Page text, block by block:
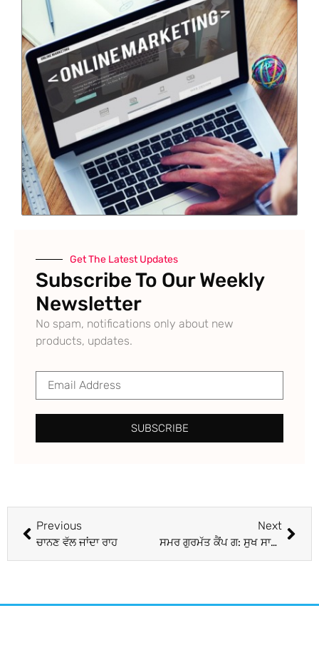
Get The Latest Updates
Subscribe To Our Weekly
Newsletter
No spam, notifications only about new
products, updates.
SUBSCRIBE
Previous
ਚਾਨਣ ਵੱਲ ਜਾਂਦਾ ਰਾਹ
Next
ਸਮਰ ਗੁਰਮੱਤ ਕੈਂਪ ਗ: ਸੁਖ ਸਾਗਰ ਵਿਖੇ ਸ਼ਾਨੋ-ਸ਼ੌਕਤ ਨਾਲ ਸੰਪੰਨ